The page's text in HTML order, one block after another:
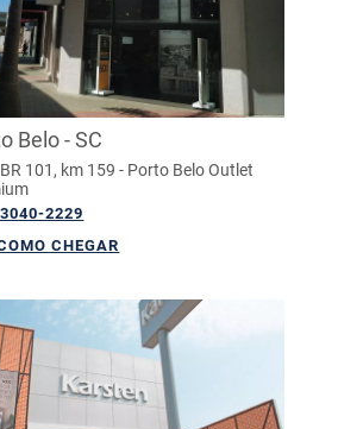
Belo - SC
101, km 159 - Porto Belo Outlet
2229
CHEGAR